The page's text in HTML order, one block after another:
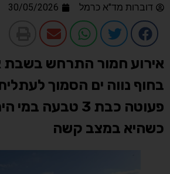
דוברות מד"א כרמל
30/05/2026
אירוע חמור התרחש בשבת
בחוף נווה ים הסמוך
פעוטה כבת 3 טבעה
כשהיא במצב קשה